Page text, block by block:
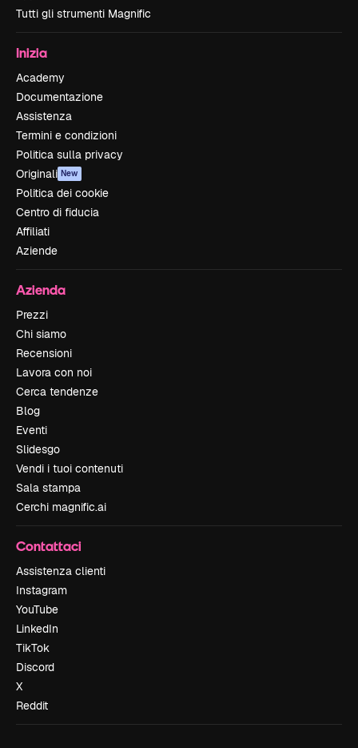
Tutti gli strumenti Magnific
Inizia
Academy
Documentazione
Assistenza
Termini e condizioni
Politica sulla privacy
Originali New
Politica dei cookie
Centro di fiducia
Affiliati
Aziende
Azienda
Prezzi
Chi siamo
Recensioni
Lavora con noi
Cerca tendenze
Blog
Eventi
Slidesgo
Vendi i tuoi contenuti
Sala stampa
Cerchi magnific.ai
Contattaci
Assistenza clienti
Instagram
YouTube
LinkedIn
TikTok
Discord
X
Reddit